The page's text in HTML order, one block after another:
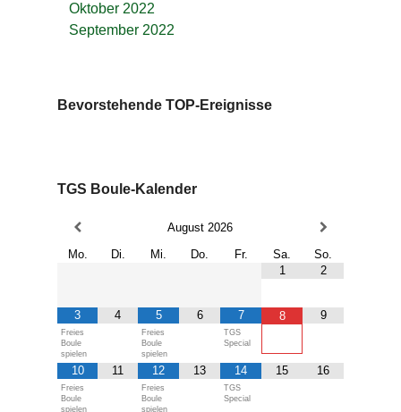
Oktober 2022
September 2022
Bevorstehende TOP-Ereignisse
TGS Boule-Kalender
August 2026
Mo.
Di. Mi. Do. Fr. Sa.
So.
1
2
3
Freies
Boule
spielen
4 5
Freies
Boule
spielen
6 7
TGS
Special
8 9
10
Freies
Boule
spielen
11 12
Freies
Boule
spielen
13 14
TGS
Special
15 16